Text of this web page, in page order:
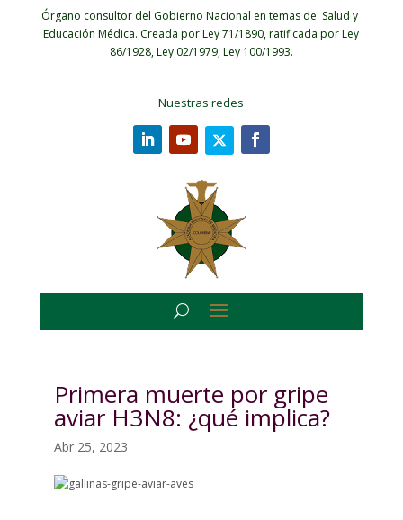
Órgano consultor del Gobierno Nacional en temas de Salud y
Educación Médica. Creada por Ley 71/1890, ratificada por Ley
86/1928, Ley 02/1979, Ley 100/1993.
Nuestras redes
Primera muerte por gripe
aviar H3N8: ¿qué implica?
Abr 25, 2023